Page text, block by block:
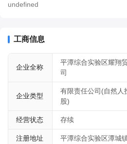
undefined
工商信息
企业全称
平潭综合实验区耀翔
司
企业类型
有限责任公司(自然人
股)
经营状态 存续
注册地址 平潭综合实验区潭城